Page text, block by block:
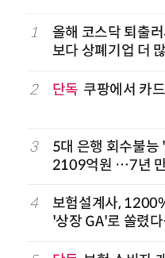
1
올해 코스닥 퇴출
보다 상폐기업 더
2 단독 쿠팡에서 카
3
5대 은행 회수불
2109억원 …7년
4
보험설계사,
'상장 GA'로 쏠렸